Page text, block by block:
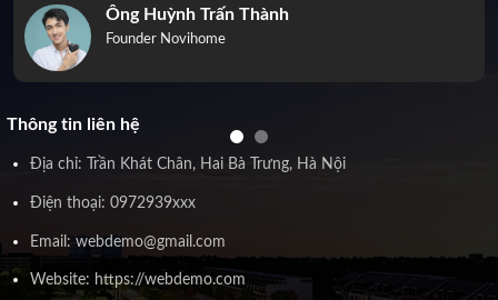
Ông Huỳnh Trấn Thành
Founder Novihome
Thông tin liên hệ
Địa chỉ: Trần Khát Chân, Hai Bà Trưng, Hà Nội
Điện thoại: 0972939xxx
Email: webdemo@gmail.com
Website: https://webdemo.com